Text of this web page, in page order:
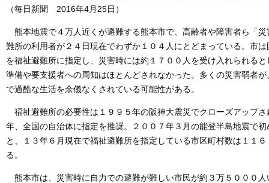
（毎日新聞 2016年4月25日）
熊本地震で４万人近くが避難する熊本市で、高齢者や障害者ら「
難所の利用者が２４日現在でわずか１０４人にとどまっている。市
を福祉避難所に指定し、災害時には約１７００人を受け入れられる
準備や要支援者への周知はほとんどされなかった。多くの災害弱者
で過酷な生活を余儀なくされている可能性がある。
福祉避難所の必要性は１９９５年の阪神大震災でクローズアップ
年、全国の自治体に指定を推奨。２００７年３月の能登半島地震で
と、１３年６月現在で福祉避難所を指定している市区町村数は１１
る。
熊本市は、災害時に自力での避難が難しい市民が約３万５０００